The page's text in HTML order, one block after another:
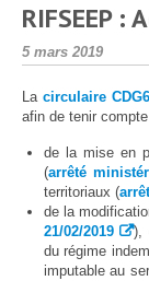
Carrières/RH
Protection sociale
Santé Sécurité au
Documentation
Archivistes
RIFSEEP :
Publié
le
5 mars 2019
La circulaire
afin de tenir
de la mise en
(arrêté
territoriaux (
de la
21/02/2019
),
du régime
imputable au